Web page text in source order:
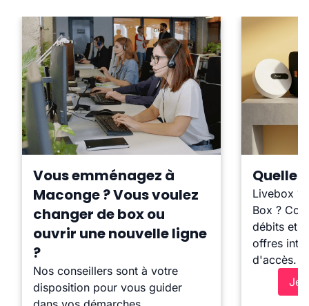
Vous emménagez à
Maconge ? Vous voulez
changer de box ou
ouvrir une nouvelle ligne
?
Nos conseillers sont à votre
disposition pour vous guider
Quelle
Livebox ?
Box ?
débits et
offres
d'accès.
Je